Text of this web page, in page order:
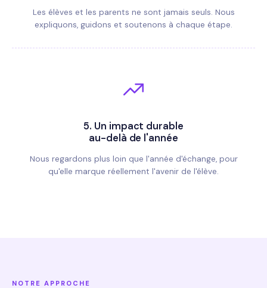
Les élèves et les parents ne sont jamais seuls. Nous
expliquons, guidons et soutenons à chaque étape.
5. Un impact durable
au-delà de l'année
Nous regardons plus loin que l'année d'échange, pour
qu'elle marque réellement l'avenir de l'élève.
NOTRE APPROCHE